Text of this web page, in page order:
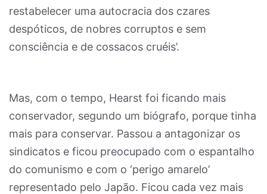
restabelecer uma autocracia dos czares
despóticos, de nobres corruptos e sem
consciência e de cossacos cruéis’.
Mas, com o tempo, Hearst foi ficando mais
conservador, segundo um biógrafo, porque tinha
mais para conservar. Passou a antagonizar os
sindicatos e ficou preocupado com o espantalho
do comunismo e com o ‘perigo amarelo’
representado pelo Japão. Ficou cada vez mais